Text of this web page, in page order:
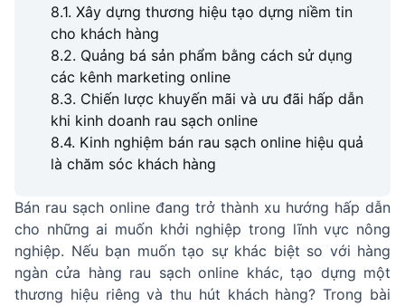
8.1. Xây dựng thương hiệu tạo dựng niềm tin
cho khách hàng
8.2. Quảng bá sản phẩm bằng cách sử dụng
các kênh marketing online
8.3. Chiến lược khuyến mãi và ưu đãi hấp dẫn
khi kinh doanh rau sạch online
8.4. Kinh nghiệm bán rau sạch online hiệu quả
là chăm sóc khách hàng
Bán rau sạch online đang trở thành xu hướng hấp dẫn
cho những ai muốn khởi nghiệp trong lĩnh vực nông
nghiệp. Nếu bạn muốn tạo sự khác biệt so với hàng
ngàn cửa hàng rau sạch online khác, tạo dựng một
thương hiệu riêng và thu hút khách hàng? Trong bài